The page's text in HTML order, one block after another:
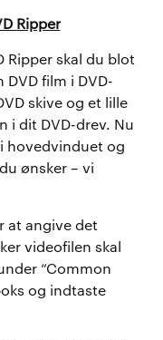
Ripper
Ripper skal du blot
film i DVD-
skive og et lille
i dit DVD-drev. Nu
hovedvinduet og
ønsker – vi
at angive det
videofilen skal
“Common
og indtaste